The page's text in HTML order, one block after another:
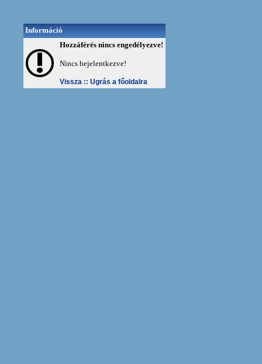
Információ
Hozzáférés nincs engedélyezve!
Nincs bejelentkezve!
Vissza :: Ugrás a főoldalra